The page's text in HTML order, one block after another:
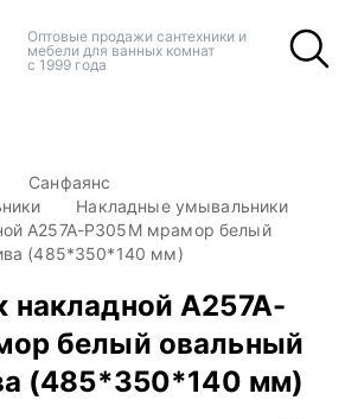
Оптовые продажи сантехники и
мебели для ванных комнат
с 1999 года
Санфаянс
Накладные умывальники
A257A-P305M мрамор белый
(485*350*140 мм)
накладной A257A-
белый овальный
(485*350*140 мм)